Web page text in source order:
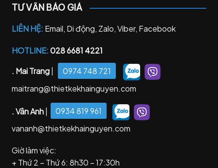
TƯ VẤN BÁO GIÁ
LIÊN HỆ: Email, Di động, Zalo, Viber, Facebook
HOTLINE:028 6681 4221
. Mai Trang|
0974 748 721
maitrang@thietkekhainguyen.com
. Vân Anh|
0934 819 961
vananh@thietkekhainguyen.com
Giờ làm việc:
+ Thứ 2 – Thứ 6: 8h30 – 17:30h